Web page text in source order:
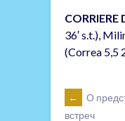
CORRIERE
36′ s.t.),
(Correa 5,5
POST
←
О
встреч